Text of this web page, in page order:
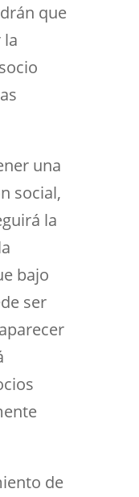
que
la
una
social,
la
bajo
ser
de